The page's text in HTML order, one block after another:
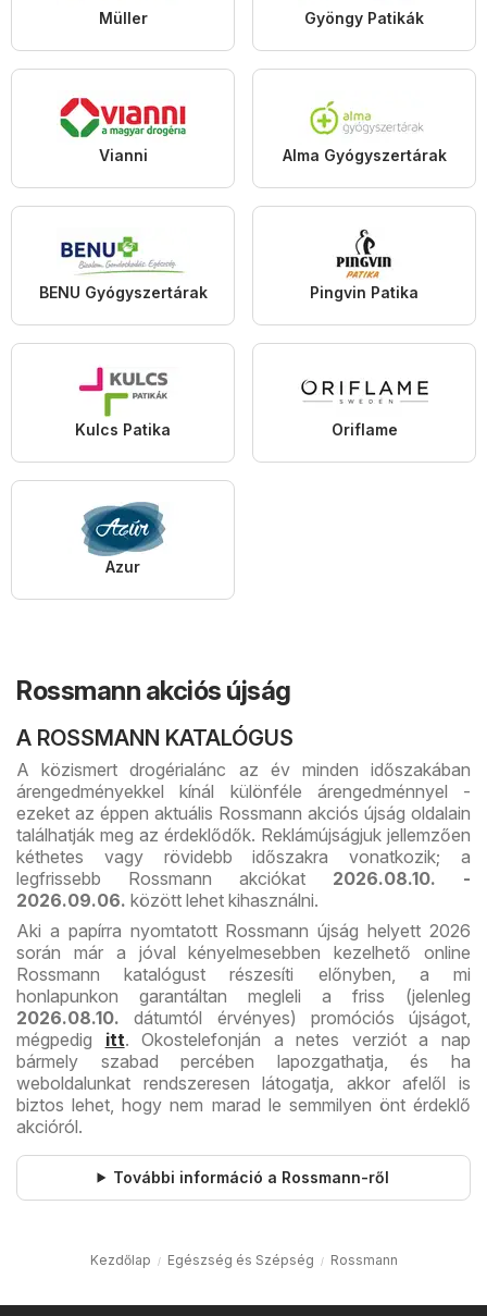
Müller Gyöngy Patikák
Vianni Alma Gyógyszertárak
BENU Gyógyszertárak Pingvin Patika
Kulcs Patika Oriflame
Azur
Rossmann akciós újság
A ROSSMANN KATALÓGUS
A közismert drogérialánc az év minden időszakában
árengedményekkel kínál különféle árengedménnyel -
ezeket az éppen aktuális Rossmann akciós újság oldalain
találhatják meg az érdeklődők. Reklámújságjuk jellemzően
kéthetes vagy rövidebb időszakra vonatkozik; a
legfrissebb Rossmann akciókat 2026.08.10. -
2026.09.06. között lehet kihasználni.
Aki a papírra nyomtatott Rossmann újság helyett 2026
során már a jóval kényelmesebben kezelhető online
Rossmann katalógust részesíti előnyben, a mi
honlapunkon garantáltan megleli a friss (jelenleg
2026.08.10. dátumtól érvényes) promóciós újságot,
mégpedig itt. Okostelefonján a netes verziót a nap
bármely szabad percében lapozgathatja, és ha
weboldalunkat rendszeresen látogatja, akkor afelől is
biztos lehet, hogy nem marad le semmilyen önt érdeklő
akcióról.
További információ a Rossmann-ről
Kezdőlap Egészség és Szépség Rossmann